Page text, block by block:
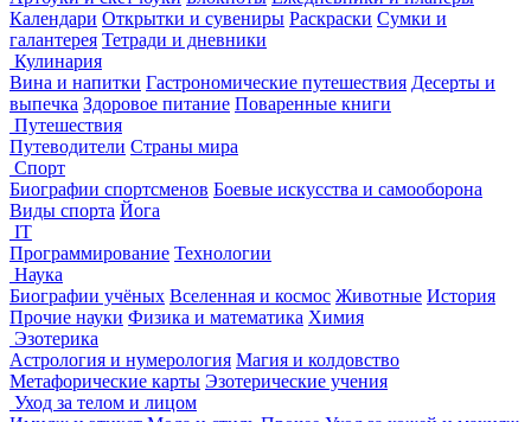
Календари Открытки и сувениры Раскраски Сумки и
галантерея Тетради и дневники
Кулинария
Вина и напитки Гастрономические путешествия Десерты и
выпечка Здоровое питание Поваренные книги
Путешествия
Путеводители Страны мира
Спорт
Биографии спортсменов Боевые искусства и самооборона
Виды спорта Йога
IT
Программирование Технологии
Наука
Биографии учёных Вселенная и космос Животные История
Прочие науки Физика и математика Химия
Эзотерика
Астрология и нумерология Магия и колдовство
Метафорические карты Эзотерические учения
Уход за телом и лицом